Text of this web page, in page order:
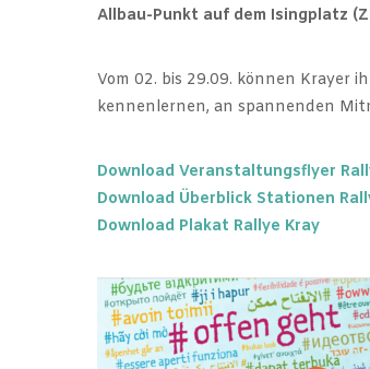
Allbau-Punkt auf dem Isingplatz
Vom 02. bis 29.09. können Krayer
kennenlernen, an spannenden
Download Veranstaltungsflyer
Download Überblick Stationen
Download Plakat Rallye Kray